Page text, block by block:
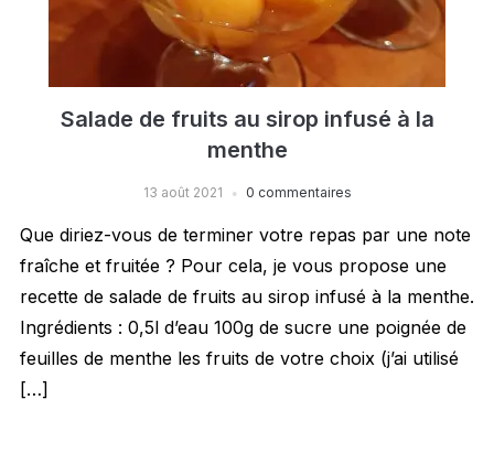
Salade de fruits au sirop infusé à la
menthe
13 août 2021 0 commentaires
Que diriez-vous de terminer votre repas par une note
fraîche et fruitée ? Pour cela, je vous propose une
recette de salade de fruits au sirop infusé à la menthe.
Ingrédients : 0,5l d’eau 100g de sucre une poignée de
feuilles de menthe les fruits de votre choix (j’ai utilisé
[…]